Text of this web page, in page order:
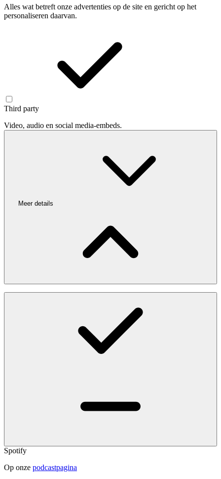
Alles wat betreft onze advertenties op de site en gericht op het
personaliseren daarvan.
Third party
Video, audio en social media-embeds.
Meer details
Spotify
Op onze podcastpagina